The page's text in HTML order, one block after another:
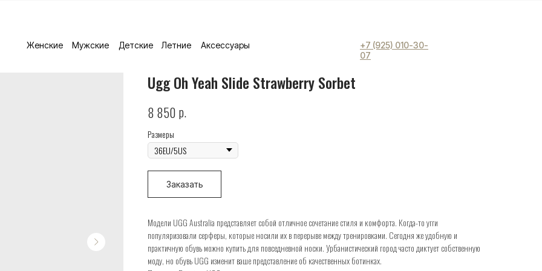
Женские Мужские Детские Летние Аксессуары
+7 (925) 010-30-
07
Ugg Oh Yeah Slide Strawberry Sorbet
8 850 р.
Размеры
Заказать
Модели UGG Australia представляет собой отличное сочетание стиля и комфорта. Когда-то угги
популяризовали серферы, которые носили их в перерыве между тренировками. Сегодня же удобную и
практичную обувь можно купить для повседневной носки. Урбанистический город часто диктует собственную
моду, но обувь UGG изменит ваше представление об качественных ботинках.